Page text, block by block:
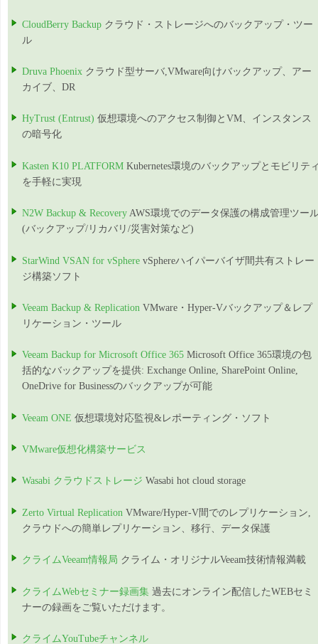
CloudBerry Backup クラウド・ストレージへのバックアップ・ツー
ル
Druva Phoenix クラウド型サーバ,VMware向けバックアップ、アー
カイブ、DR
HyTrust (Entrust) 仮想環境へのアクセス制御とVM、インスタンス
の暗号化
Kasten K10 PLATFORM Kubernetes環境のバックアップとモビリテ
を手軽に実現
N2W Backup & Recovery AWS環境でのデータ保護の構成管理ツー
(バックアップ/リカバリ/災害対策など)
StarWind VSAN for vSphere vSphereハイパーバイザ間共有ストレー
ジ構築ソフト
Veeam Backup & Replication VMware・Hyper-Vバックアップ＆レプ
リケーション・ツール
Veeam Backup for Microsoft Office 365 Microsoft Office 365環境の包
括的なバックアップを提供: Exchange Online, SharePoint Online,
OneDrive for Businessのバックアップが可能
Veeam ONE 仮想環境対応監視&レポーティング・ソフト
VMware仮想化構築サービス
Wasabi クラウドストレージ Wasabi hot cloud storage
Zerto Virtual Replication VMware/Hyper-V間でのレプリケーション,
クラウドへの簡単レプリケーション、移行、データ保護
クライムVeeam情報局 クライム・オリジナルVeeam技術情報満載
クライムWebセミナー録画集 過去にオンライン配信したWEBセミ
ナーの録画をご覧いただけます。
クライムYouTubeチャンネル